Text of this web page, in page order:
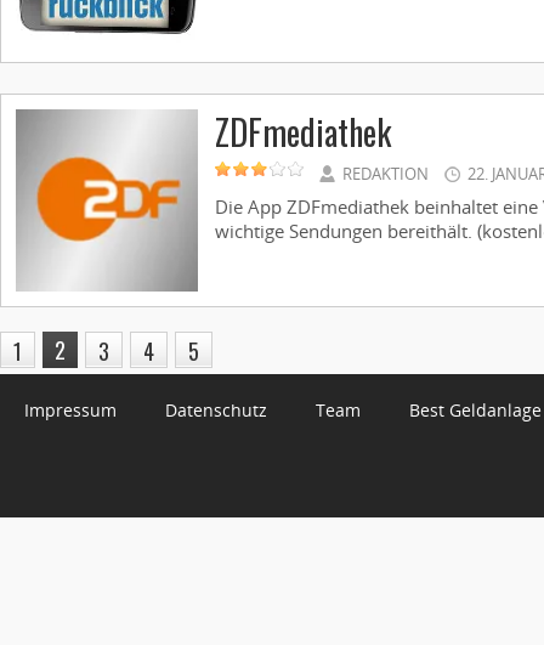
ZDFmediathek
REDAKTION 22.
Die App ZDFmediathek beinhaltet
wichtige Sendungen bereithält.
1 2 3 4 5
Impressum Datenschutz Team Best Geldanlage